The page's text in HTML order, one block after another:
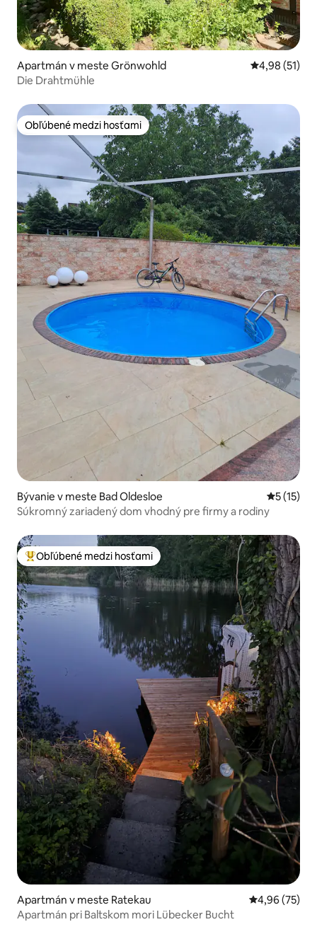
Apartmán v meste Grönwohld Priemerné
4,98 (51)
Die Drahtmühle
Obľúbené medzi hosťami
Obľúbené medzi hosťami
Bývanie v meste Bad Oldesloe
5 (15)
Súkromný zariadený dom vhodný pre firmy a rodiny
Najobľúbenejšie medzi hosťami
Obľúbené medzi hosťami
Apartmán v meste Ratekau Priemerné
4,96 (75)
Apartmán pri Baltskom mori Lübecker Bucht